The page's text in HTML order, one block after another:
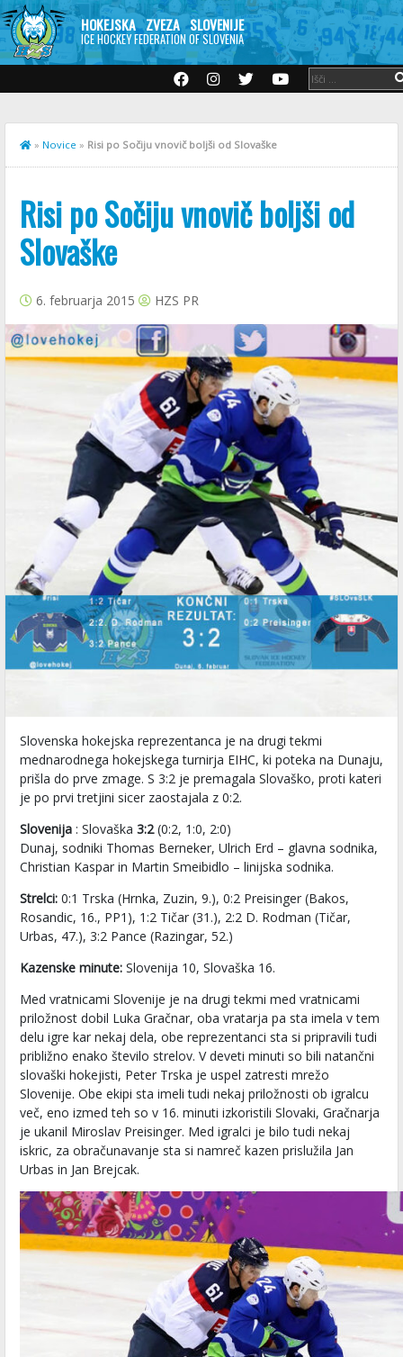
HOKEJSKA ZVEZA SLOVENIJE
ICE HOCKEY FEDERATION OF SLOVENIA
» Novice » Risi po Sočiju vnovič boljši od Slovaške
Risi po Sočiju vnovič boljši od
Slovaške
6. februarja 2015 HZS PR
Slovenska hokejska reprezentanca je na drugi tekmi
mednarodnega hokejskega turnirja EIHC, ki poteka na Dunaju,
prišla do prve zmage. S 3:2 je premagala Slovaško, proti kateri
je po prvi tretjini sicer zaostajala z 0:2.
Slovenija : Slovaška 3:2(0:2, 1:0, 2:0)
Dunaj, sodniki Thomas Berneker, Ulrich Erd – glavna sodnika,
Christian Kaspar in Martin Smeibidlo – linijska sodnika.
Strelci: 0:1 Trska (Hrnka, Zuzin, 9.), 0:2 Preisinger (Bakos,
Rosandic, 16., PP1), 1:2 Tičar (31.), 2:2 D. Rodman (Tičar,
Urbas, 47.), 3:2 Pance (Razingar, 52.)
Kazenske minute: Slovenija 10, Slovaška 16.
Med vratnicami Slovenije je na drugi tekmi med vratnicami
priložnost dobil Luka Gračnar, oba vratarja pa sta imela v tem
delu igre kar nekaj dela, obe reprezentanci sta si pripravili tudi
približno enako število strelov. V deveti minuti so bili natančni
slovaški hokejisti, Peter Trska je uspel zatresti mrežo
Slovenije. Obe ekipi sta imeli tudi nekaj priložnosti ob igralcu
več, eno izmed teh so v 16. minuti izkoristili Slovaki, Gračnarja
je ukanil Miroslav Preisinger. Med igralci je bilo tudi nekaj
iskric, za obračunavanje sta si namreč kazen prislužila Jan
Urbas in Jan Brejcak.